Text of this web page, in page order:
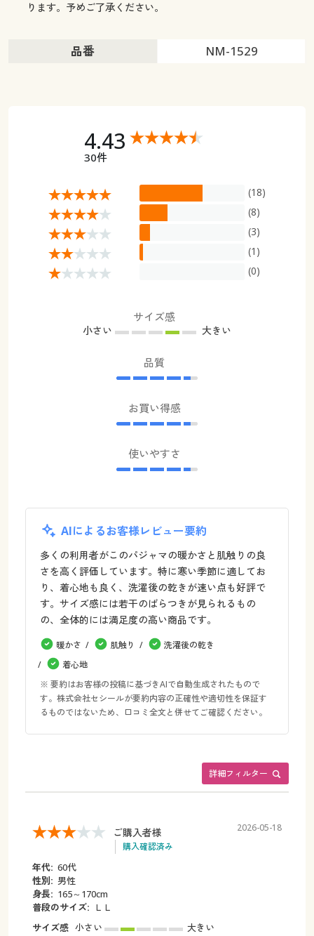
ります。予めご了承ください。
品番 NM-1529
4.43
30件
(18)
(8)
(3)
(1)
(0)
サイズ感
小さい 大きい
品質
お買い得感
使いやすさ
AIによるお客様レビュー要約
多くの利用者がこのパジャマの暖かさと肌触りの良
さを高く評価しています。特に寒い季節に適してお
り、着心地も良く、洗濯後の乾きが速い点も好評で
す。サイズ感には若干のばらつきが見られるもの
の、全体的には満足度の高い商品です。
暖かさ 肌触り
洗濯後の乾き
着心地
※ 要約はお客様の投稿に基づきAIで自動生成されたもので
す。株式会社セシールが要約内容の正確性や適切性を保証す
るものではないため、口コミ全文と併せてご確認ください。
詳細フィルター
ご購入者様
購入確認済み
2026-05-18
年代: 60代
性別: 男性
身長: 165～170cm
普段のサイズ: ＬＬ
サイズ感 小さい
大きい